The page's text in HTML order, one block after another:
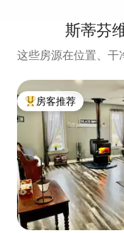
斯蒂芬
这些房源在位置、干
热门「房客推荐」
房客推荐